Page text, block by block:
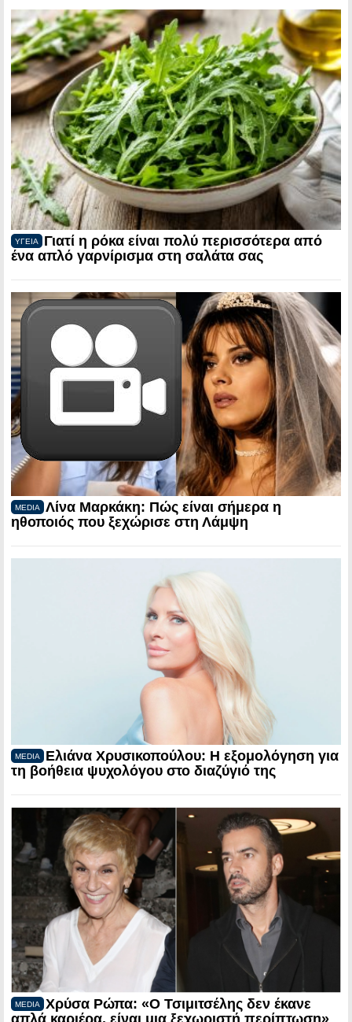
ΥΓΕΙΑ
Γιατί η ρόκα είναι πολύ περισσότερα από
ένα απλό γαρνίρισμα στη σαλάτα σας
MEDIA
Λίνα Μαρκάκη: Πώς είναι σήμερα η
ηθοποιός που ξεχώρισε στη Λάμψη
MEDIA
Ελιάνα Χρυσικοπούλου: Η εξομολόγηση για
τη βοήθεια ψυχολόγου στο διαζύγιό της
MEDIA
Χρύσα Ρώπα: «Ο Τσιμιτσέλης δεν έκανε
απλά καριέρα, είναι μια ξεχωριστή περίπτωση»